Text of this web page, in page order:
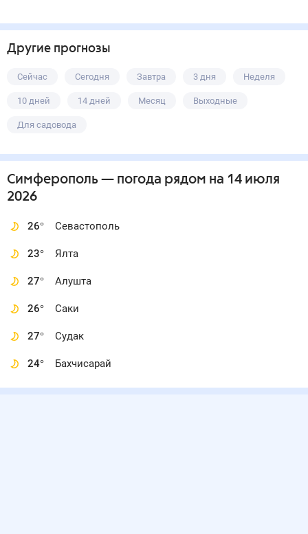
Другие прогнозы
Сейчас Сегодня Завтра 3 дня Неделя
10 дней 14 дней Месяц Выходные
Для садовода
Симферополь — погода рядом на 14 июля
2026
26° Севастополь
23° Ялта
27° Алушта
26° Саки
27° Судак
24° Бахчисарай